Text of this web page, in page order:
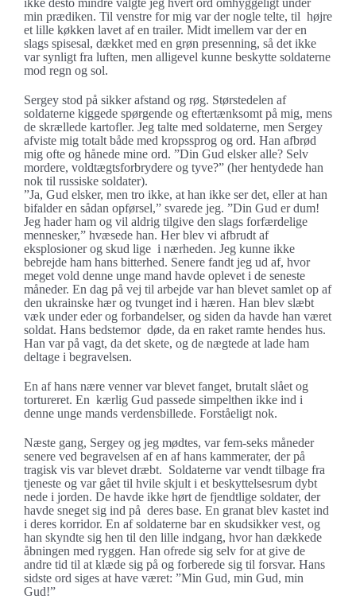
min prædiken. Til venstre for mig var der nogle telte, til højre
et lille køkken lavet af en trailer. Midt imellem var der en
slags spisesal, dækket med en grøn presenning, så det ikke
var synligt fra luften, men alligevel kunne beskytte soldaterne
mod regn og sol.
Sergey stod på sikker afstand og røg. Størstedelen af
soldaterne kiggede spørgende og eftertænksomt på mig, mens
de skrællede kartofler. Jeg talte med soldaterne, men Sergey
afviste mig totalt både med kropssprog og ord. Han afbrød
mig ofte og hånede mine ord. ”Din Gud elsker alle? Selv
mordere, voldtægtsforbrydere og tyve?” (her hentydede han
nok til russiske soldater).
”Ja, Gud elsker, men tro ikke, at han ikke ser det, eller at han
bifalder en sådan opførsel,” svarede jeg. ”Din Gud er dum!
Jeg hader ham og vil aldrig tilgive den slags forfærdelige
mennesker,” hvæsede han. Her blev vi afbrudt af
eksplosioner og skud lige i nærheden. Jeg kunne ikke
bebrejde ham hans bitterhed. Senere fandt jeg ud af, hvor
meget vold denne unge mand havde oplevet i de seneste
måneder. En dag på vej til arbejde var han blevet samlet op af
den ukrainske hær og tvunget ind i hæren. Han blev slæbt
væk under eder og forbandelser, og siden da havde han været
soldat. Hans bedstemor døde, da en raket ramte hendes hus.
Han var på vagt, da det skete, og de nægtede at lade ham
deltage i begravelsen.
En af hans nære venner var blevet fanget, brutalt slået og
tortureret. En kærlig Gud passede simpelthen ikke ind i
denne unge mands verdensbillede. Forståeligt nok.
Næste gang, Sergey og jeg mødtes, var fem-seks måneder
senere ved begravelsen af en af hans kammerater, der på
tragisk vis var blevet dræbt. Soldaterne var vendt tilbage fra
tjeneste og var gået til hvile skjult i et beskyttelsesrum dybt
nede i jorden. De havde ikke hørt de fjendtlige soldater, der
havde sneget sig ind på deres base. En granat blev kastet ind
i deres korridor. En af soldaterne bar en skudsikker vest, og
han skyndte sig hen til den lille indgang, hvor han dækkede
åbningen med ryggen. Han ofrede sig selv for at give de
andre tid til at klæde sig på og forberede sig til forsvar. Hans
sidste ord siges at have været: ”Min Gud, min Gud, min
Gud!”